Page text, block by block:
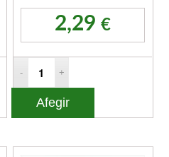
2,29€
Afegir